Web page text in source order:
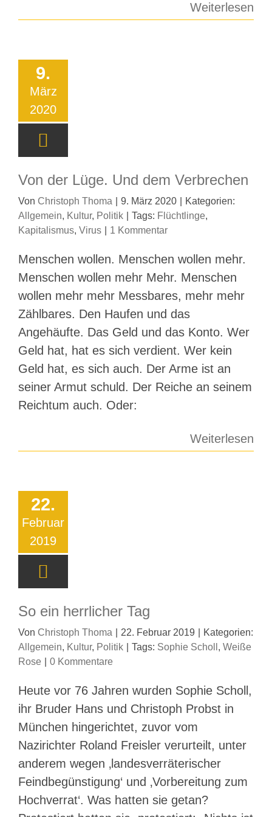
Weiterlesen
9.
März
2020
Von der Lüge. Und dem Verbrechen
Von Christoph Thoma 9. März 2020
Kategorien:
Allgemein, Kultur, Politik Tags: Flüchtlinge,
Kapitalismus, Virus 1 Kommentar
Menschen wollen. Menschen wollen mehr.
Menschen wollen mehr Mehr. Menschen
wollen mehr mehr Messbares, mehr mehr
Zählbares. Den Haufen und das
Angehäufte. Das Geld und das Konto. Wer
Geld hat, hat es sich verdient. Wer kein
Geld hat, es sich auch. Der Arme ist an
seiner Armut schuld. Der Reiche an seinem
Reichtum auch. Oder:
Weiterlesen
22.
Februar
2019
So ein herrlicher Tag
Von Christoph Thoma 22. Februar 2019
Kategorien:
Allgemein, Kultur, Politik Tags: Sophie Scholl , Weiße
Rose
0 Kommentare
Heute vor 76 Jahren wurden Sophie Scholl,
ihr Bruder Hans und Christoph Probst in
München hingerichtet, zuvor vom
Nazirichter Roland Freisler verurteilt, unter
anderem wegen ‚landesverräterischer
Feindbegünstigung‘ und ‚Vorbereitung zum
Hochverrat‘. Was hatten sie getan?